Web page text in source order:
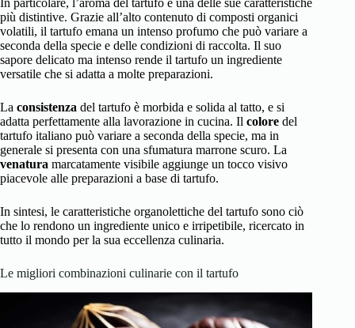
più distintive. Grazie all’alto contenuto di composti organici
volatili, il tartufo emana un intenso profumo che può variare a
seconda della specie e delle condizioni di raccolta. Il suo
sapore delicato ma intenso rende il tartufo un ingrediente
versatile che si adatta a molte preparazioni.
La consistenza del tartufo è morbida e solida al tatto, e si
adatta perfettamente alla lavorazione in cucina. Il colore del
tartufo italiano può variare a seconda della specie, ma in
generale si presenta con una sfumatura marrone scuro. La
venatura marcatamente visibile aggiunge un tocco visivo
piacevole alle preparazioni a base di tartufo.
In sintesi, le caratteristiche organolettiche del tartufo sono ciò
che lo rendono un ingrediente unico e irripetibile, ricercato in
tutto il mondo per la sua eccellenza culinaria.
Le migliori combinazioni culinarie con il tartufo